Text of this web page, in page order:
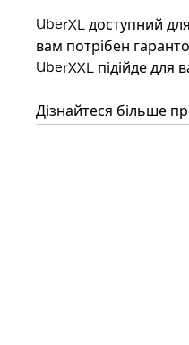
UberXL доступний
вам потрібен
UberXXL підійде для
Дізнайтеся більше